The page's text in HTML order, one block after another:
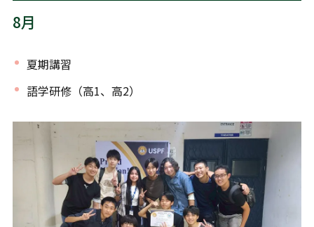
8月
夏期講習
語学研修（高1、高2）